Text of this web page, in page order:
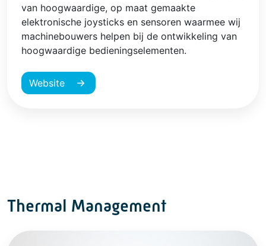
van hoogwaardige, op maat gemaakte
elektronische joysticks en sensoren waarmee wij
machinebouwers helpen bij de ontwikkeling van
hoogwaardige bedieningselementen.
Website
Thermal Management